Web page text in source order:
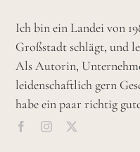
Ich bin ein Landei von
Großstadt schlägt, und
Als Autorin,
leidenschaftlich gern
habe ein paar richtig